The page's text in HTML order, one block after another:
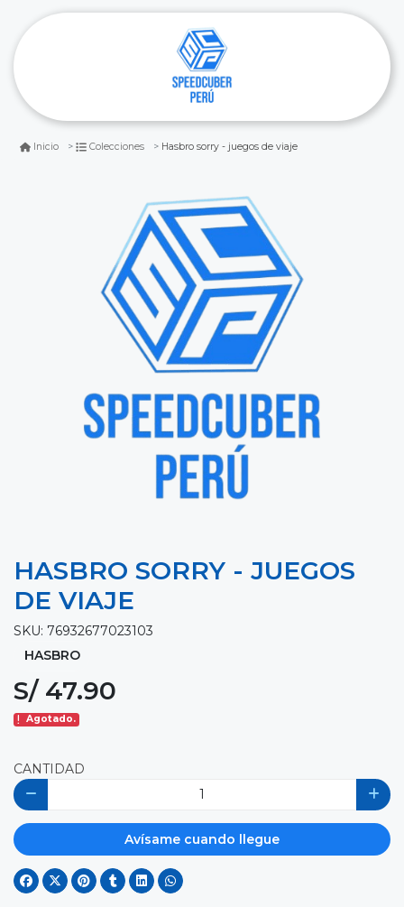
Inicio Colecciones Hasbro sorry - juegos de viaje
HASBRO SORRY - JUEGOS
DE VIAJE
SKU: 76932677023103
HASBRO
S/ 47.90
Agotado.
CANTIDAD
Avísame cuando llegue